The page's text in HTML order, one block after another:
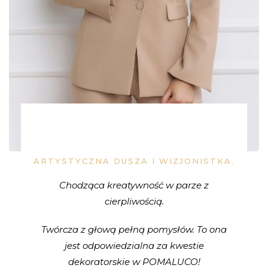
ARTYSTYCZNA DUSZA I WIZJONISTKA.
Chodząca kreatywność w parze z
cierpliwością.
Twórcza z głową pełną pomysłów. To ona
jest odpowiedzialna za kwestie
dekoratorskie w POMALUCO!